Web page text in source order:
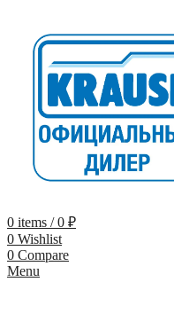
0 items / 0 ₽
0 Wishlist
0 Compare
Menu